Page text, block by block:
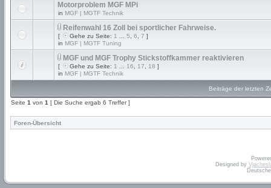
Motorproblem MGF MPi
in MGF | MGTF Technik
Reifenwahl 16 Zoll bei sportlicher Fahrweise.
[ Gehe zu Seite: 1 5 6 7 ]
in MGF | MGTF Tuning
MGF und MGF Trophy Stickstoffkammer reaktivieren
[ Gehe zu Seite: 1 16 17 18 ]
in MGF | MGTF Technik
Beiträge der letzten
Seite 1 von 1 [ Die Suche ergab 6 Treffer ]
Foren-Übersicht
Designed by